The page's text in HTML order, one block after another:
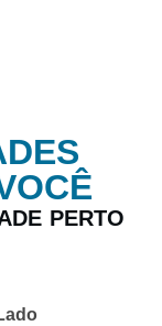
PERTO